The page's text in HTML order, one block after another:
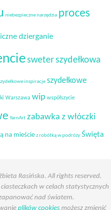
niebezpieczne narzędzia proces
dzierganie
sweterszydełkowa
inspiracje szydełkowe
Warszawa wip współszycie
YarnArt zabawka z włóczki
na mieście z robótką w podróży Święta
Rasińska. All rights reserved.
w celach statystycznych
nad światem.
plików cookies możesz zmienić